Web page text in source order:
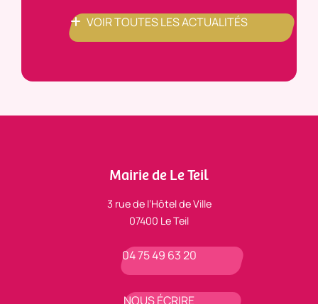
VOIR TOUTES LES ACTUALITÉS
Mairie de Le Teil
3 rue de l’Hôtel de Ville
07400 Le Teil
04 75 49 63 20
NOUS ÉCRIRE